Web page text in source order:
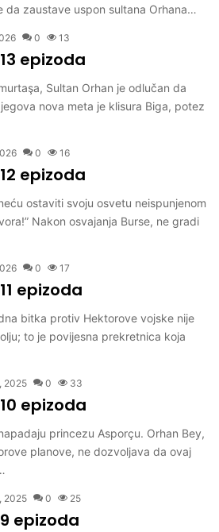
da zaustave uspon sultana Orhana…
0 13
epizoda
Sultan Orhan je odlučan da
nova meta je klisura Biga, potez
0 16
epizoda
ostaviti svoju osvetu neispunjenom
Nakon osvajanja Burse, ne gradi
0 17
epizoda
bitka protiv Hektorove vojske nije
to je povijesna prekretnica koja
2025 0 33
epizoda
princezu Asporçu. Orhan Bey,
planove, ne dozvoljava da ovaj
2025 0 25
epizoda